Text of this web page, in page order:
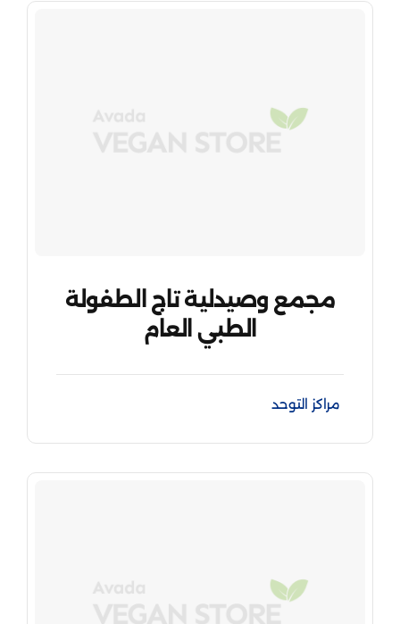
مجمع وصيدلية تاج الطفولة
الطبي العام
مراكز التوحد